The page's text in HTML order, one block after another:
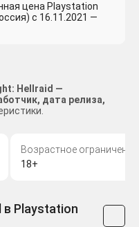
цена Playstation
с 16.11.2021 —
Hellraid —
дата релиза,
Возрастное ограничение
18+
в Playstation